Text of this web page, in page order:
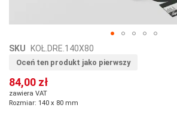
Przejdź
na
galerii
SKU KOŁ.DRE.140X80
Oceń ten produkt jako pierwszy
84,00 zł
zawiera VAT
Rozmiar: 140 x 80 mm